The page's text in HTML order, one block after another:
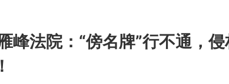
峰法院：“傍名牌”行不通，